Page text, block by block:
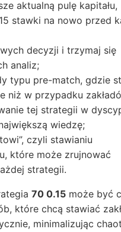
aktualną pulę kapitału,
stawki na nowo przed
decyzji i trzymaj się
analiz;
typu pre-match, gdzie
niż w przypadku
tej strategii w
wiedzę;
czyli stawianiu
które może zrujnować
strategii.
70 0.15 może być
które chcą stawiać
minimalizując